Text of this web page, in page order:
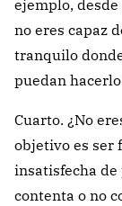
ejemplo,
no eres capaz
tranquilo
puedan
Cuarto. ¿No
objetivo es ser
insatisfecha de
contenta o no